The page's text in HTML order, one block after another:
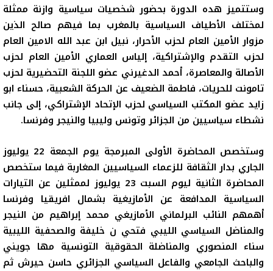
وستتميز هده الدورة بحضور شخصيات سياسية وازنة ممثلة
لمختلف الأطياف السياسية بالمغرب بما فيهم صالح الذين
مزوار الأمين العام لحزب الأحرار، نبيل ابن عبد الله الامين العام
لحزب التقدم والإشتراكية، إلياس العماري الأمين العام لحزب
الأصالة والمعاصرة، أحمد الدغيرني عضو اللجنة التحضيرية لحزب
تامونت للحريات، فاطمة الضعيف عن الحركة الشعبية، حسناء ابو
زايد عضو المكتب السياسي لحزب الإتحاد الإشتراكي، إلى جانب
نشطاء سياسيين من الجزائر وتونس وليبيا والنيجر وفرنسا.
وستخصص المحاضرة الأولى المبرمجة يوم الجمعة 22 يوليوز
الجاري بدار الثقافة للزعماء السياسيين المغاربة فيما ستخصص
المحاضرة الثانية ليوم السبت 23 يوليوز لممثلين عن التيارات
السياسية المدافعة عن الأمازيغية بشمال افريقيا وفرنسا
أهمهم النائب البرلماني الأمازيغي محمد إبراهيم من النيجر
والمناضل السياسي الليبي فتحي ن خليفة والصحفية الليبية
سناء المنصوري والمناضلة الحقوقية التونسية مها جويني
والباحث الجامعي والفاعل السياسي الجزائري حاسن حيرش ثم